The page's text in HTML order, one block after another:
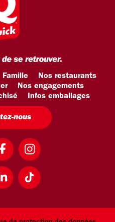
Famille
Nos restaurants
Nos engagements
Infos emballages
nous